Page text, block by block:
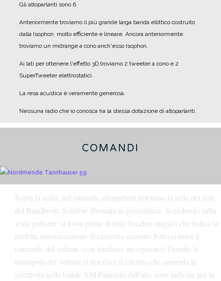
Gli altoparlanti sono 6.
Anteriormente troviamo il più grande larga banda ellittico costruito
dalla Isophon molto efficiente e lineare. Ancora anteriormente
troviamo un midrange a cono anch'esso Isophon.
Ai lati per ottenere l'effetto 3D troviamo 2 tweeter a cono e 2
SuperTweeter elettrostatici.
La resa acustica è veramente generosa.
Nessuna radio che io conosca ha la stessa dotazione di altoparlanti.
COMANDI
Sopra la scala, nel pannello altoparlanti troviamo la serie dei tasti
del Bandbreite Schltbar illustrata in precedenza. Scendendo sulla
scala parlante, si trova prima di tutto l'occhio magico che indica la
perfetta sintonizzazione di ciascuna stazione. Sotto si trova il
comando del volume (con loudness incorporato). Tirando la
manopola del volume si inserisce il circuito che aumenta la
selettività nelle bande AM. Partendo dall'alto sono indicate poi la